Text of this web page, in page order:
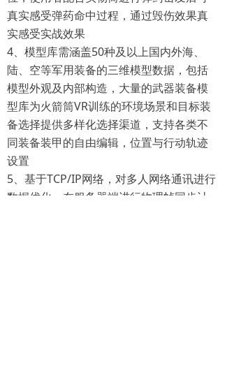
真实感受弹药命中过程，通过毁伤效果真
实感受实战效果
4、模型库需涵盖50种及以上国内外海、
陆、空等军用装备的三维模型数据，包括
模型外观及内部构造，大量的武器装备模
型库为火箭筒VR训练的环境场景和目标装
备选择提供多样化选择渠道，支持各类不
同装备装甲的自由编辑，位置与行动轨迹
设置
5、基于TCP/IP网络，对多人网络通讯进行
数据优化，在服务器端进行物理帧同步计